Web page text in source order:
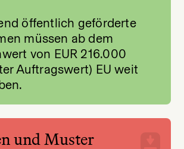
öffentlich geförderte
müssen ab dem
von EUR 216.000
Auftragswert) EU weit
und Muster